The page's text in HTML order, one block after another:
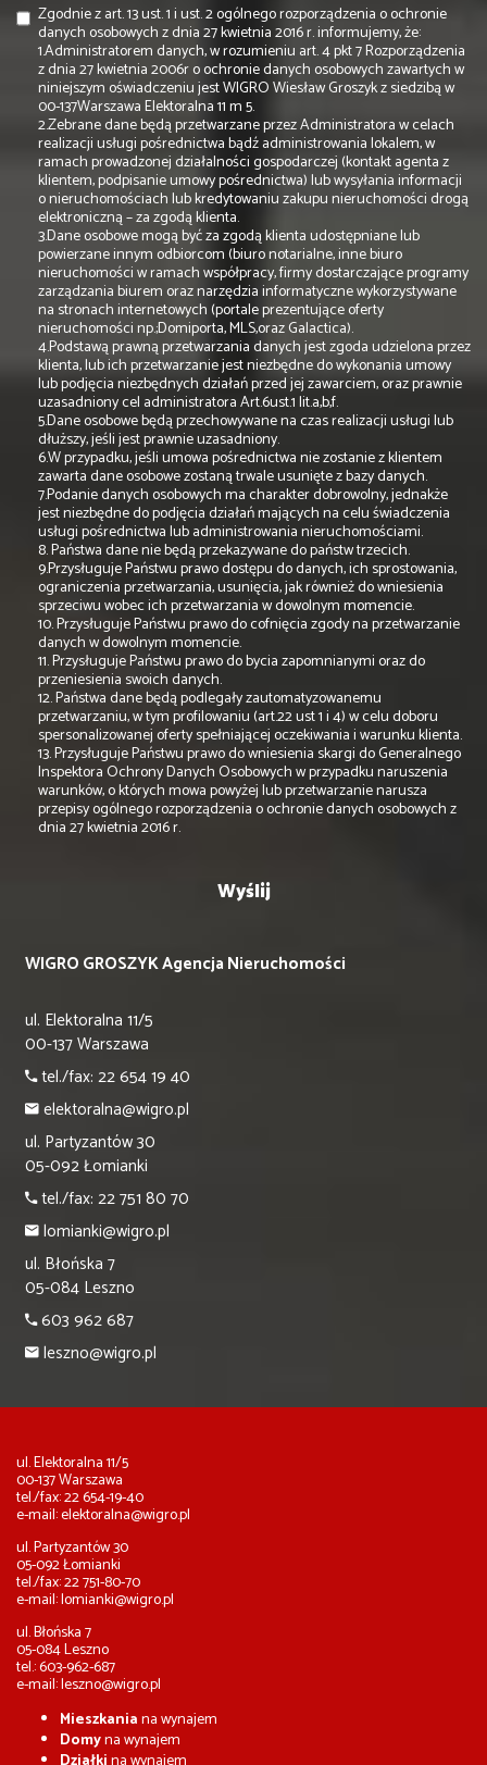
Zgodnie z art. 13 ust. 1 i ust. 2 ogólnego rozporządzenia o ochronie
danych osobowych z dnia 27 kwietnia 2016 r. informujemy, że:
1.Administratorem danych, w rozumieniu art. 4 pkt 7 Rozporządzenia
z dnia 27 kwietnia 2006r o ochronie danych osobowych zawartych w
niniejszym oświadczeniu jest WIGRO Wiesław Groszyk z siedzibą w
00-137Warszawa Elektoralna 11 m 5.
2.Zebrane dane będą przetwarzane przez Administratora w celach
realizacji usługi pośrednictwa bądź administrowania lokalem, w
ramach prowadzonej działalności gospodarczej (kontakt agenta z
klientem, podpisanie umowy pośrednictwa) lub wysyłania informacji
o nieruchomościach lub kredytowaniu zakupu nieruchomości drogą
elektroniczną – za zgodą klienta.
3.Dane osobowe mogą być za zgodą klienta udostępniane lub
powierzane innym odbiorcom (biuro notarialne, inne biuro
nieruchomości w ramach współpracy, firmy dostarczające programy
zarządzania biurem oraz narzędzia informatyczne wykorzystywane
na stronach internetowych (portale prezentujące oferty
nieruchomości np.;Domiporta, MLS,oraz Galactica).
4.Podstawą prawną przetwarzania danych jest zgoda udzielona przez
klienta, lub ich przetwarzanie jest niezbędne do wykonania umowy
lub podjęcia niezbędnych działań przed jej zawarciem, oraz prawnie
uzasadniony cel administratora Art.6ust.1 lit.a,b,f.
5.Dane osobowe będą przechowywane na czas realizacji usługi lub
dłuższy, jeśli jest prawnie uzasadniony.
6.W przypadku, jeśli umowa pośrednictwa nie zostanie z klientem
zawarta dane osobowe zostaną trwale usunięte z bazy danych.
7.Podanie danych osobowych ma charakter dobrowolny, jednakże
jest niezbędne do podjęcia działań mających na celu świadczenia
usługi pośrednictwa lub administrowania nieruchomościami.
8. Państwa dane nie będą przekazywane do państw trzecich.
9.Przysługuje Państwu prawo dostępu do danych, ich sprostowania,
ograniczenia przetwarzania, usunięcia, jak również do wniesienia
sprzeciwu wobec ich przetwarzania w dowolnym momencie.
10. Przysługuje Państwu prawo do cofnięcia zgody na przetwarzanie
danych w dowolnym momencie.
11. Przysługuje Państwu prawo do bycia zapomnianymi oraz do
przeniesienia swoich danych.
12. Państwa dane będą podlegały zautomatyzowanemu
przetwarzaniu, w tym profilowaniu (art.22 ust 1 i 4) w celu doboru
spersonalizowanej oferty spełniającej oczekiwania i warunku klienta.
13. Przysługuje Państwu prawo do wniesienia skargi do Generalnego
Inspektora Ochrony Danych Osobowych w przypadku naruszenia
warunków, o których mowa powyżej lub przetwarzanie narusza
przepisy ogólnego rozporządzenia o ochronie danych osobowych z
dnia 27 kwietnia 2016 r.
WIGRO GROSZYK Agencja Nieruchomości
ul. Elektoralna 11/5
00-137 Warszawa
tel./fax: 22 654 19 40
elektoralna@wigro.pl
ul. Partyzantów 30
05-092 Łomianki
tel./fax: 22 751 80 70
lomianki@wigro.pl
ul. Błońska 7
05-084 Leszno
603 962 687
leszno@wigro.pl
ul. Elektoralna 11/5
00-137 Warszawa
tel./fax: 22 654-19-40
e-mail:elektoralna@wigro.pl
ul. Partyzantów 30
05-092 Łomianki
tel./fax: 22 751-80-70
e-mail:lomianki@wigro.pl
ul. Błońska 7
05-084 Leszno
tel.: 603-962-687
e-mail:leszno@wigro.pl
Mieszkaniana wynajem
Domyna wynajem